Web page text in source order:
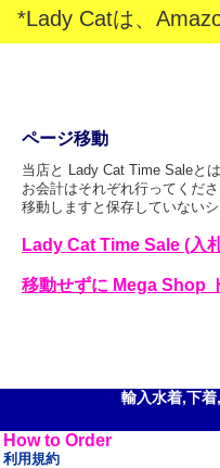
*Lady Catは、
ページ移動
当店と Lady Cat Time Saleと
お会計はそれぞれ行ってくださ
移動しますと保存していない
Lady Cat Time Sale (入
移動せずに Mega Shop
輸入水着,下
How to Order
利用規約